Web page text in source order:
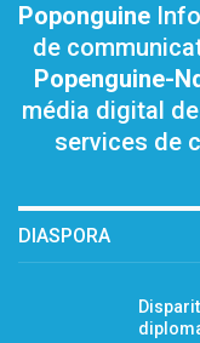
Poponguine
de
Popenguine-
média digital
services de
DIASPORA